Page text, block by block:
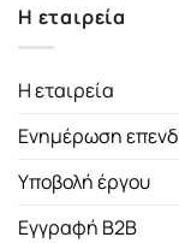
Η εταιρεία
Η εταιρεία
Ενημέρωση
Υποβολή έργου
Εγγραφή B2B